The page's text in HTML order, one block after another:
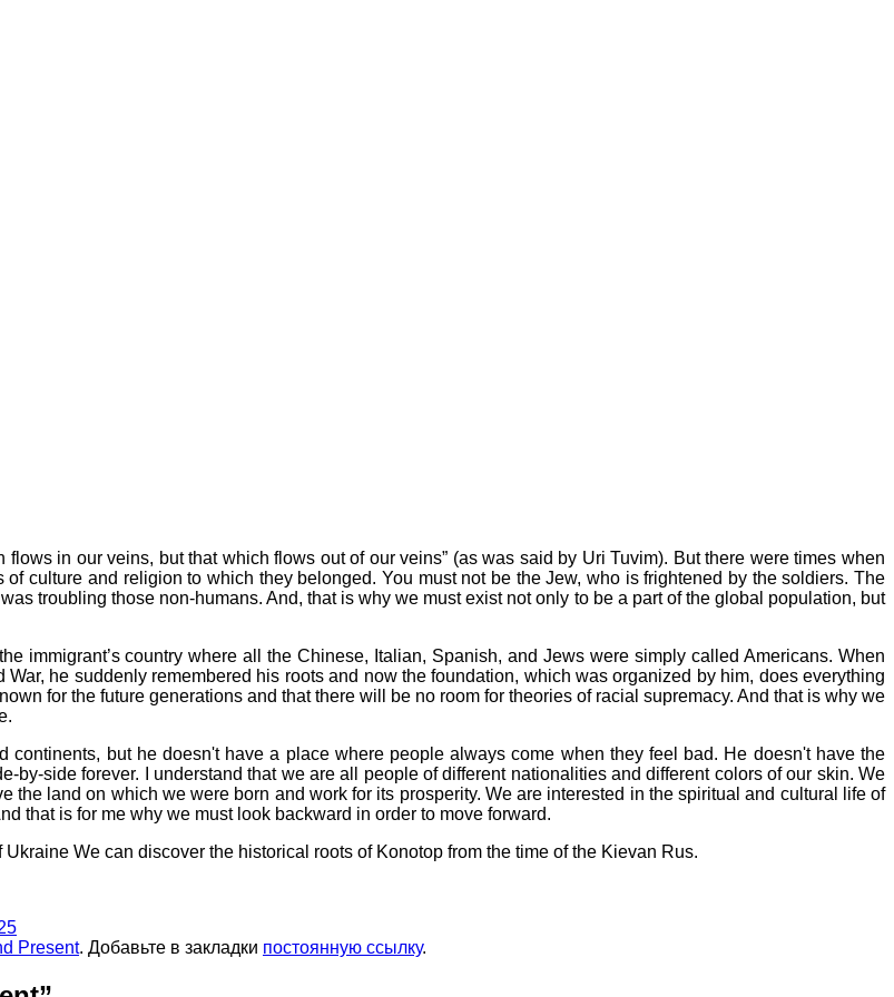
in our veins, but that which flows out of our veins” (as was said by Uri Tuvim). But there were times when
culture and religion to which they belonged. You must not be the Jew, who is frightened by the soldiers. The
troubling those non-humans. And, that is why we must exist not only to be a part of the global population, but
immigrant’s country where all the Chinese, Italian, Spanish, and Jews were simply called Americans. When
he suddenly remembered his roots and now the foundation, which was organized by him, does everything
for the future generations and that there will be no room for theories of racial supremacy. And that is why we
continents, but he doesn't have a place where people always come when they feel bad. He doesn't have the
side forever. I understand that we are all people of different nationalities and different colors of our skin. We
land on which we were born and work for its prosperity. We are interested in the spiritual and cultural life of
that is for me why we must look backward in order to move forward.
We can discover the historical roots of Konotop from the time of the Kievan Rus.
Present. Добавьте в закладки постоянную ссылку.